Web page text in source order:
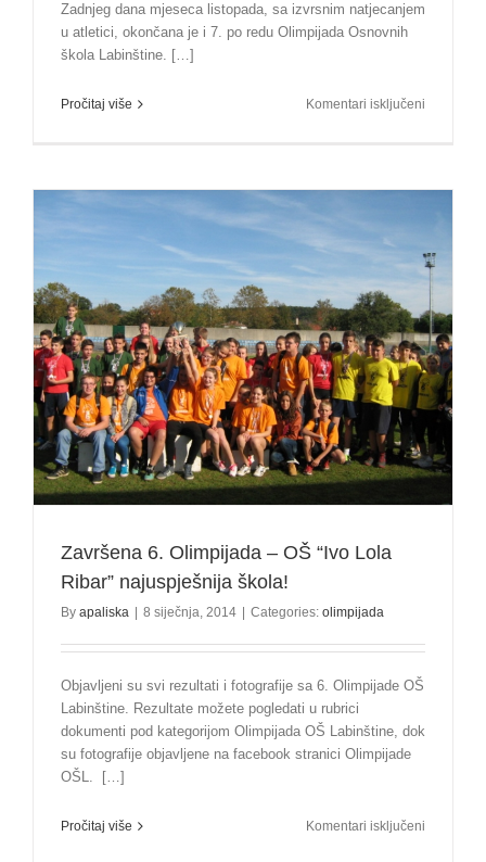
Zadnjeg dana mjeseca listopada, sa izvrsnim natjecanjem
u atletici, okončana je i 7. po redu Olimpijada Osnovnih
škola Labinštine. […]
Pročitaj više Komentari isključeni
OŠ
Završena 6. Olimpijada – OŠ “Ivo Lola
Ribar” najuspješnija škola!
By apaliska | 8 siječnja, 2014 | Categories: olimpijada
Objavljeni su svi rezultati i fotografije sa 6. Olimpijade OŠ
Labinštine. Rezultate možete pogledati u rubrici
dokumenti pod kategorijom Olimpijada OŠ Labinštine, dok
su fotografije objavljene na facebook stranici Olimpijade
OŠL. […]
Pročitaj više Komentari isključeni